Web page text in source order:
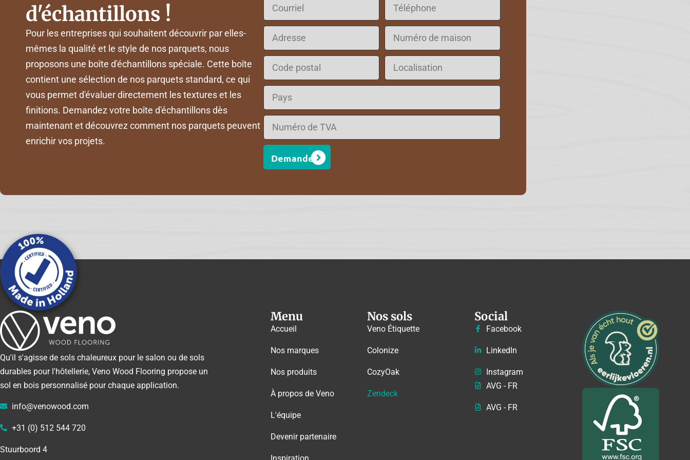
d'échantillons !
Pour les entreprises qui souhaitent découvrir par elles-
mêmes la qualité et le style de nos parquets, nous
proposons une boîte d'échantillons spéciale. Cette boîte
contient une sélection de nos parquets standard, ce qui
vous permet d'évaluer directement les textures et les
finitions. Demandez votre boîte d'échantillons dès
maintenant et découvrez comment nos parquets peuvent
enrichir vos projets.
Demande
Qu'il s'agisse de sols chaleureux pour le salon ou de sols
durables pour l'hôtellerie, Veno Wood Flooring propose un
sol en bois personnalisé pour chaque application.
info@venowood.com
+31 (0) 512 544 720
Stuurboord 4
Menu
Accueil
Nos marques
Nos produits
À propos de Veno
L'équipe
Devenir partenaire
Nos sols
Veno Étiquette
Colonize
CozyOak
Zendeck
Social
Facebook
LinkedIn
Instagram
AVG - FR
AVG - FR